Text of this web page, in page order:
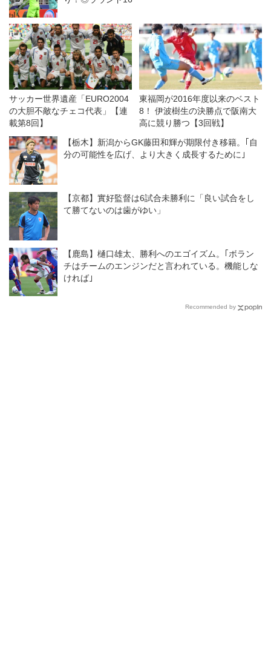
サッカー世界遺産「EURO2004
の大胆不敵なチェコ代表」【連
載第8回】
東福岡が2016年度以来のベスト
8！ 伊波樹生の決勝点で阪南大
高に競り勝つ【3回戦】
【栃木】新潟からGK藤田和輝が期限付き移籍。｢自
分の可能性を広げ、より大きく成長するために｣
【京都】實好監督は6試合未勝利に「良い試合をし
て勝てないのは歯がゆい」
【鹿島】樋口雄太、勝利へのエゴイズム。｢ボラン
チはチームのエンジンだと言われている。機能しな
ければ｣
Recommended by